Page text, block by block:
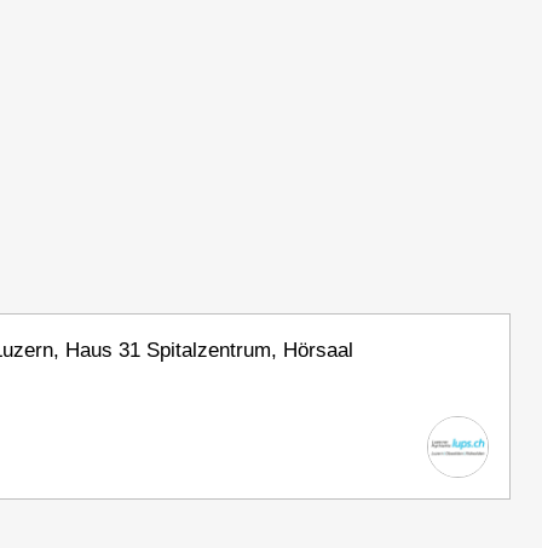
Haus 31 Spitalzentrum, Hörsaal